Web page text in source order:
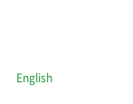
English